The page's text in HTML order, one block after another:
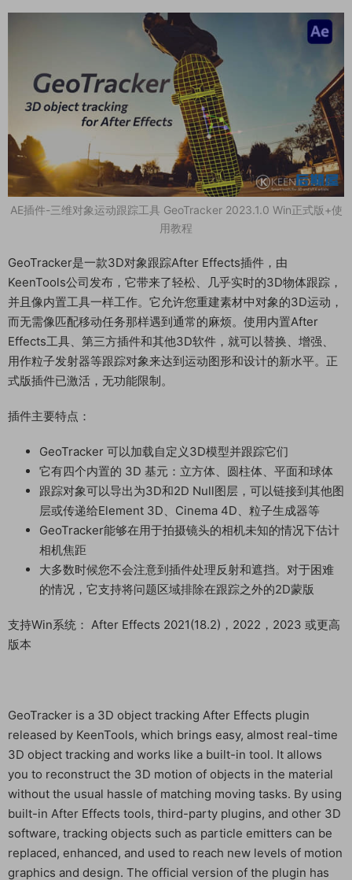
AE插件-三维对象运动跟踪工具 GeoTracker 2023.1.0 Win正式版+使
用教程
GeoTracker是一款3D对象跟踪After Effects插件，由
KeenTools公司发布，它带来了轻松、几乎实时的3D物体跟踪，
并且像内置工具一样工作。它允许您重建素材中对象的3D运动，
而无需像匹配移动任务那样遇到通常的麻烦。使用内置After
Effects工具、第三方插件和其他3D软件，就可以替换、增强、
用作粒子发射器等跟踪对象来达到运动图形和设计的新水平。正
式版插件已激活，无功能限制。
插件主要特点：
GeoTracker 可以加载自定义3D模型并跟踪它们
它有四个内置的 3D 基元：立方体、圆柱体、平面和球体
跟踪对象可以导出为3D和2D Null图层，可以链接到其他图
层或传递给Element 3D、Cinema 4D、粒子生成器等
GeoTracker能够在用于拍摄镜头的相机未知的情况下估计
相机焦距
大多数时候您不会注意到插件处理反射和遮挡。对于困难
的情况，它支持将问题区域排除在跟踪之外的2D蒙版
支持Win系统： After Effects 2021(18.2)，2022，2023 或更高
版本
GeoTracker is a 3D object tracking After Effects plugin
released by KeenTools, which brings easy, almost real-time
3D object tracking and works like a built-in tool. It allows
you to reconstruct the 3D motion of objects in the material
without the usual hassle of matching moving tasks. By using
built-in After Effects tools, third-party plugins, and other 3D
software, tracking objects such as particle emitters can be
replaced, enhanced, and used to reach new levels of motion
graphics and design. The official version of the plugin has